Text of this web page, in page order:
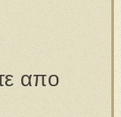
απο